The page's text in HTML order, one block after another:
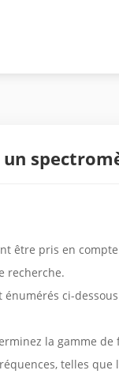
être pris en
recherche.
ci-
la gamme
telles